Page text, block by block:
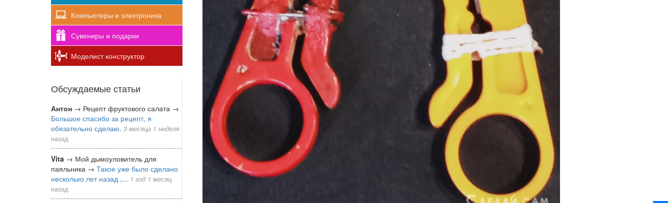
Компьютеры и электроника
Сувениры и подарки
Моделист конструктор
Обсуждаемые статьи
Антон → Рецепт фруктового салата →
Большое спасибо за рецепт, я
обязательно сделаю. 3 месяца 1 неделя
назад
Vita → Мой дымоуловитель для
паяльника → Такое уже было сделано
несколько лет назад ,... 1 год 1 месяц
назад